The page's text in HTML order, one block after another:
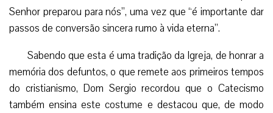
Senhor preparou para nós”, uma vez que “é importante dar
passos de conversão sincera rumo à vida eterna”.
Sabendo que esta é uma tradição da Igreja, de honrar a
memória dos defuntos, o que remete aos primeiros tempos
do cristianismo, Dom Sergio recordou que o Catecismo
também ensina este costume e destacou que, de modo